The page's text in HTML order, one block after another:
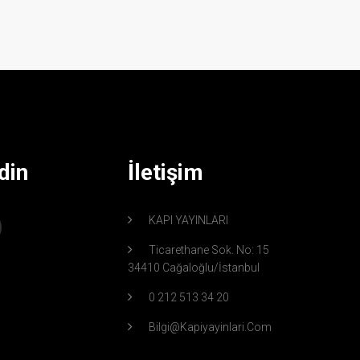
İletişim
KAPI YAYINLARI
Ticarethane Sok. No: 15
34410 Cağaloğlu/İstanbul
0 212 513 34 20
Bilgi@kapiyayinlari.com